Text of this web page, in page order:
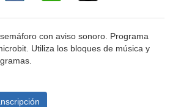
con aviso sonoro. Programa
Utiliza los bloques de música y